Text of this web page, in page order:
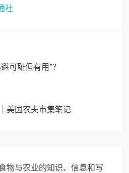
社
可耻但有用”？
美国农夫市集笔记
物与农业的知识、信息和写